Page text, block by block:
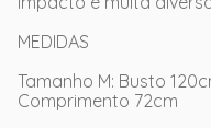
MEDIDAS
Tamanho M: Busto
Comprimento 72cm